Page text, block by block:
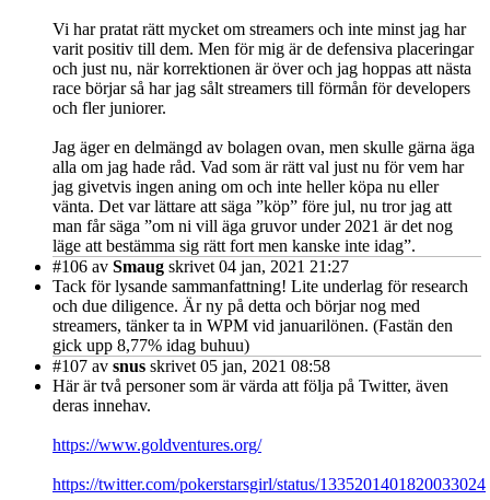
Vi har pratat rätt mycket om streamers och inte minst jag har
varit positiv till dem. Men för mig är de defensiva placeringar
och just nu, när korrektionen är över och jag hoppas att nästa
race börjar så har jag sålt streamers till förmån för developers
och fler juniorer.
Jag äger en delmängd av bolagen ovan, men skulle gärna äga
alla om jag hade råd. Vad som är rätt val just nu för vem har
jag givetvis ingen aning om och inte heller köpa nu eller
vänta. Det var lättare att säga ”köp” före jul, nu tror jag att
man får säga ”om ni vill äga gruvor under 2021 är det nog
läge att bestämma sig rätt fort men kanske inte idag”.
#106 av Smaug skrivet 04 jan, 2021 21:27
Tack för lysande sammanfattning! Lite underlag för research
och due diligence. Är ny på detta och börjar nog med
streamers, tänker ta in WPM vid januarilönen. (Fastän den
gick upp 8,77% idag buhuu)
#107 av snus skrivet 05 jan, 2021 08:58
Här är två personer som är värda att följa på Twitter, även
deras innehav.
https://www.goldventures.org/
https://twitter.com/pokerstarsgirl/status/1335201401820033024